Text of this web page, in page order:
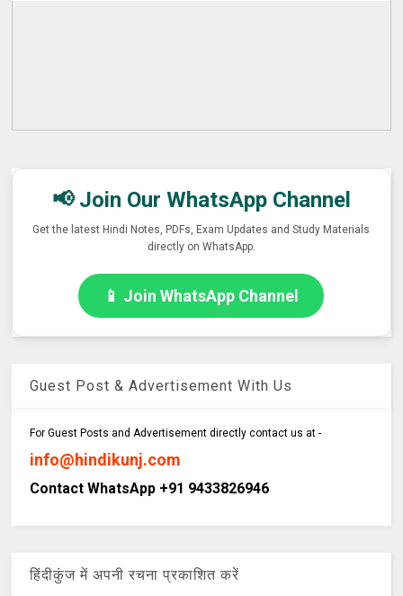
📢 Join Our WhatsApp Channel
Get the latest Hindi Notes, PDFs, Exam Updates and Study Materials
directly on WhatsApp.
📱 Join WhatsApp Channel
Guest Post & Advertisement With Us
For Guest Posts and Advertisement directly contact us at -
info@hindikunj.com
Contact WhatsApp +91 9433826946
हिंदीकुंज में अपनी रचना प्रकाशित करें